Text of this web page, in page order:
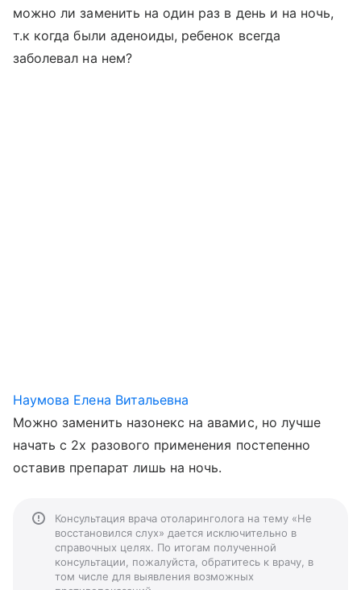
можно ли заменить на один раз в день и на ночь,
т.к когда были аденоиды, ребенок всегда
заболевал на нем?
Наумова Елена Витальевна
Можно заменить назонекс на авамис, но лучше
начать с 2х разового применения постепенно
оставив препарат лишь на ночь.
Консультация врача отоларинголога на тему «Не
восстановился слух» дается исключительно в
справочных целях. По итогам полученной
консультации, пожалуйста, обратитесь к врачу, в
том числе для выявления возможных